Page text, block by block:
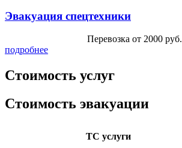
Эвакуация спецтехники
Перевозка от 2000 руб.
подробнее
Стоимость услуг
Стоимость эвакуации
ТС услуги